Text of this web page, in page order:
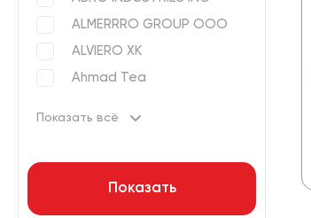
ALMERRRO GROUP ООО
ALVIERO ХК
Ahmad Tea
Показать всё